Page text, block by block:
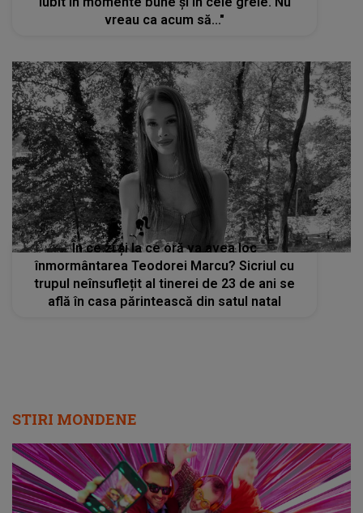
vreau ca acum să..."
În ce zi și la ce oră va avea loc
înmormântarea Teodorei Marcu? Sicriul cu
trupul neînsuflețit al tinerei de 23 de ani se
află în casa părintească din satul natal
STIRI MONDENE